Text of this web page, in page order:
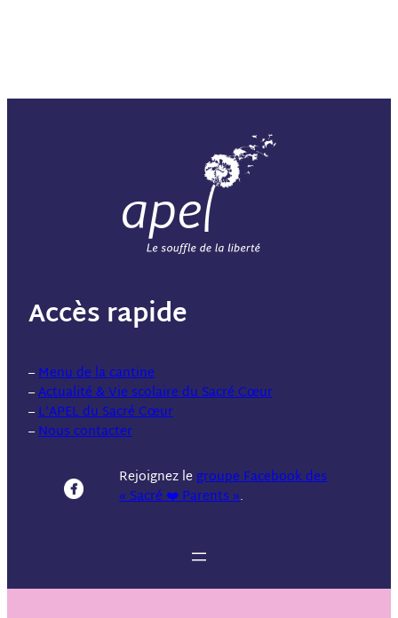
Accès rapide
–Menu de la cantine
–Actualité & Vie scolaire du Sacré Cœur
–L’APEL du Sacré Cœur
–Nous contacter
Rejoignez legroupe Facebook des
« Sacré ❤️ Parents ».